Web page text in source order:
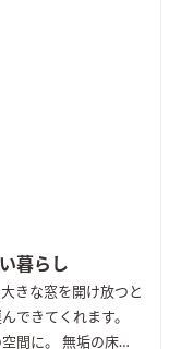
暮らし
きな窓を開け放つと
できてくれます。
間に。 無垢の床は